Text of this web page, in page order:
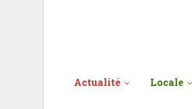
Actualité Locale